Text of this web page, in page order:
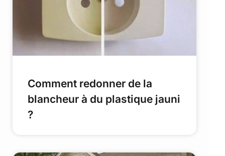
Comment redonner de la
blancheur à du plastique jauni
?